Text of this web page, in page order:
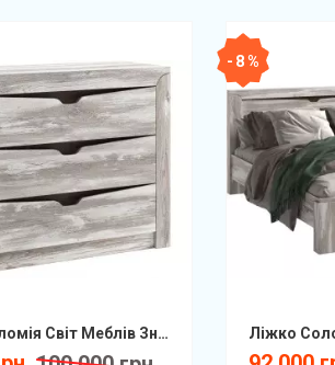
Комод Соломія Світ Меблів Знято
- 8 %